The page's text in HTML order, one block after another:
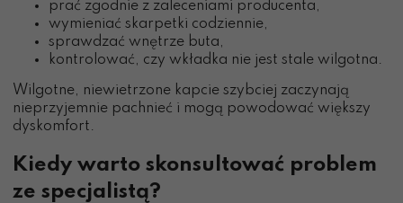
prać zgodnie z zaleceniami producenta,
wymieniać skarpetki codziennie,
sprawdzać wnętrze buta,
kontrolować, czy wkładka nie jest stale wilgotna.
Wilgotne, niewietrzone kapcie szybciej zaczynają
nieprzyjemnie pachnieć i mogą powodować większy
dyskomfort.
Kiedy warto skonsultować problem
ze specjalistą?